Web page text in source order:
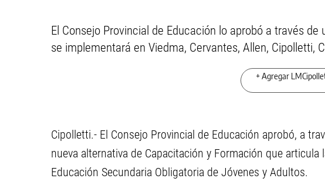
El Consejo Provincial de Educación lo aprobó a través
se implementará en Viedma, Cervantes, Allen, Cipolletti,
+ Agregar
Cipolletti.- El Consejo Provincial de Educación aprobó, a
nueva alternativa de Capacitación y Formación que
Educación Secundaria Obligatoria de Jóvenes y Adultos.